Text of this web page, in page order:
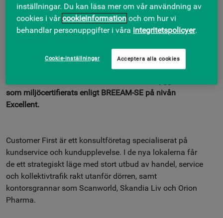
2 JUNI, 2026
Skandia Fastigheter har tecknat hyresavtal med
som är Mörby Centrums nya namn, efter en omfattande
uppgradering. Lokalen på 464 kvadratmeter ligger i
som miljöcertifierats enligt BREEAM-SE på nivån
Excellent.
Customer First är ett konsultföretag specialiserat på
kundservice och kundupplevelse. I de nya lokalerna får
de ett strategiskt läge med stort utbud av handel, service
och kollektivtrafik rakt utanför dörren, samt
kontorsgrannar som Scanworld, Skandia Liv och Orion
Pharma.
inställningar. Du kan läsa mer om vår användning av
cookies i vårcookieinformation och om hur vi
behandlar personuppgifter i våra integritetspolicyer.
Cookie-inställningar Acceptera alla cookies